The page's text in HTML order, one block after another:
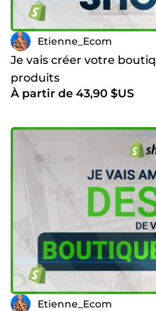
Etienne_Ecom
Je vais créer votre
produits
À partir de 43,90 $US
Etienne_Ecom